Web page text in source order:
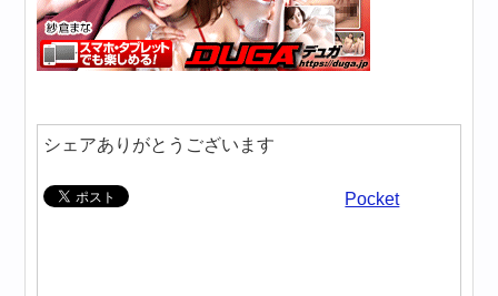
シェアありがとうございます
Pocket